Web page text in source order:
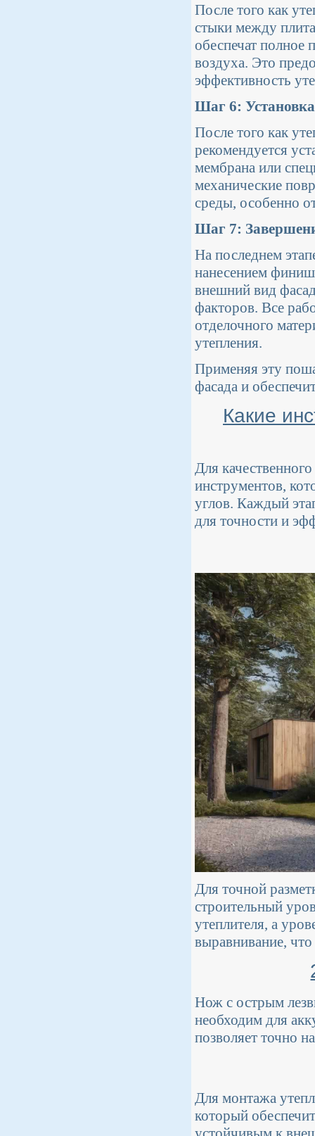
После того как
стыки между
обеспечат полное
воздуха. Это
эффективность
Шаг 6:
После того как
рекомендуется
мембрана или
механические
среды, особенно
Шаг 7:
На последнем
нанесением
внешний вид
факторов. Все
отделочного
утепления.
Применяя эту
фасада и
Какие
Для
инструментов,
углов. Каждый
для точности и
Для точной
строительный
утеплителя, а
выравнивание,
Нож с острым
необходим для
позволяет точно
Для монтажа
который